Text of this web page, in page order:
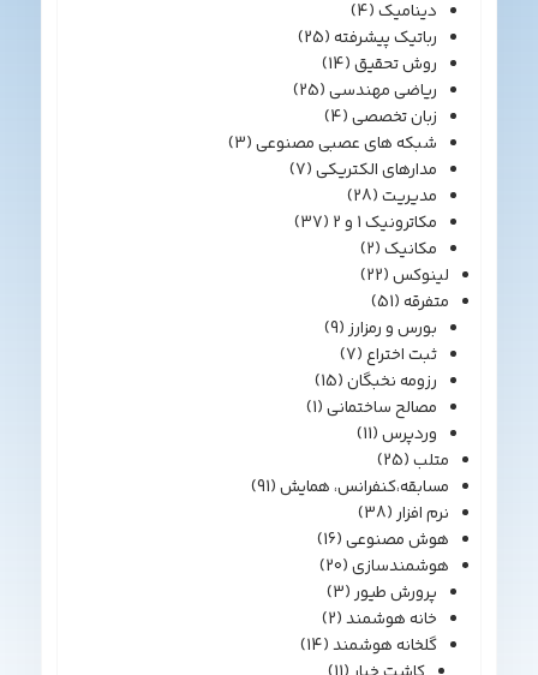
دینامیک(4)
رباتیک پیشرفته(25)
روش تحقیق(14)
ریاضی مهندسی(25)
زبان تخصصی(4)
شبکه های عصبی مصنوعی(3)
مدارهای الکتریکی(7)
مدیریت(28)
مکاترونیک 1 و 2
(37)
مکانیک(2)
لینوکس(22)
متفرقه(51)
بورس و رمزارز(9)
ثبت اختراع(7)
رزومه نخبگان(15)
مصالح ساختمانی(1)
وردپرس(11)
متلب(25)
مسابقه،کنفرانس، همایش(91)
نرم افزار(38)
هوش مصنوعی(16)
هوشمندسازی(20)
پرورش طیور(3)
خانه هوشمند(2)
گلخانه هوشمند(14)